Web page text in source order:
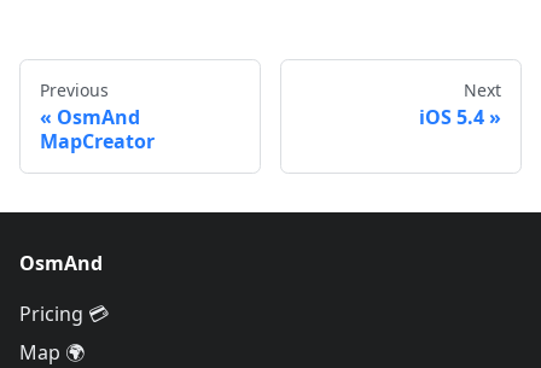
Previous
OsmAnd
MapCreator
Next
iOS 5.4
OsmAnd
Pricing 💳
Map 🌍